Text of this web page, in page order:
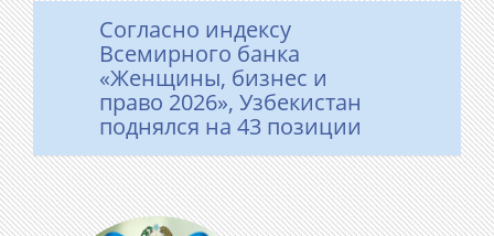
Согласно индексу
Всемирного банка
«Женщины, бизнес и
право 2026», Узбекистан
поднялся на 43 позиции